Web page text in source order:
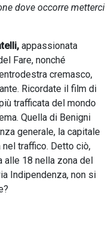
dove occorre metterci
appassionata
Fare, nonché
cremasco,
Ricordate il film di
trafficata del mondo
Quella di Benigni
generale, la capitale
traffico. Detto ciò,
alle 18 nella zona del
Indipendenza, non si